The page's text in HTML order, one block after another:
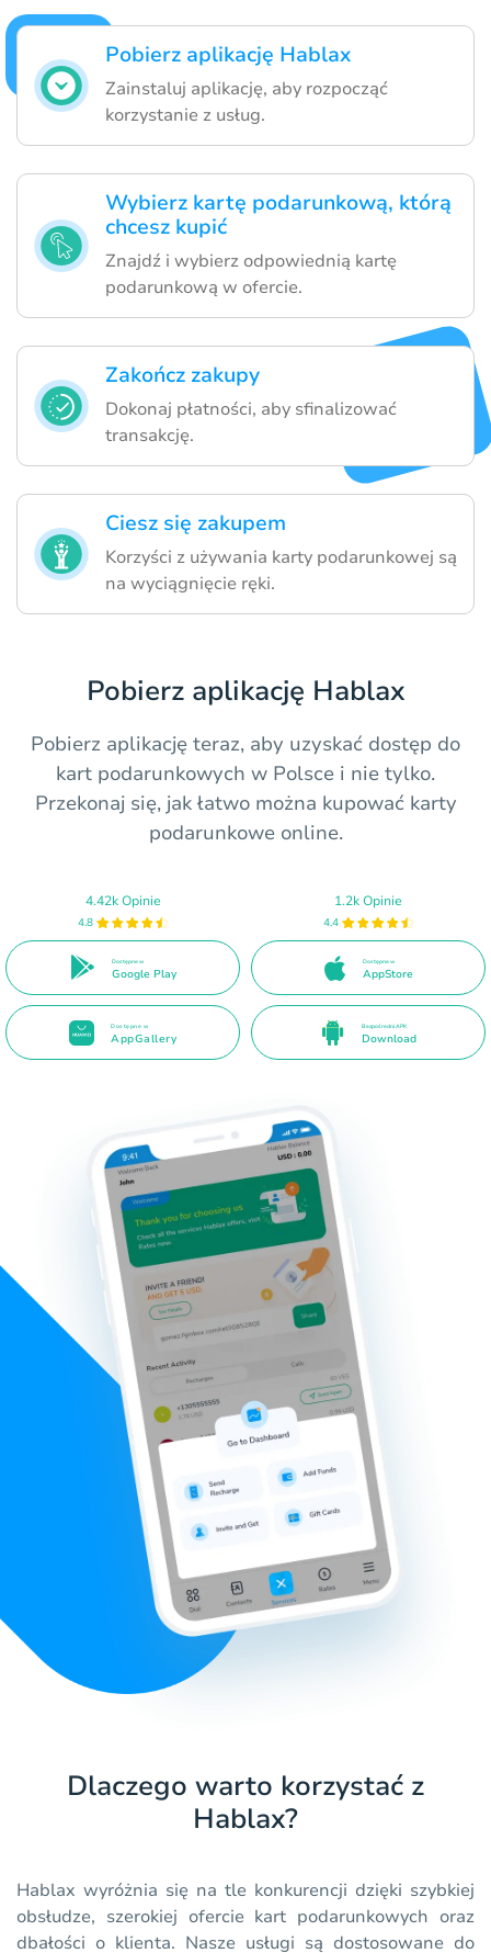
Pobierz aplikację Hablax
Zainstaluj aplikację, aby rozpocząć
korzystanie z usług.
Wybierz kartę podarunkową, którą
chcesz kupić
Znajdź i wybierz odpowiednią kartę
podarunkową w ofercie.
Zakończ zakupy
Dokonaj płatności, aby sfinalizować
transakcję.
Ciesz się zakupem
Korzyści z używania karty podarunkowej są
na wyciągnięcie ręki.
Pobierz aplikację Hablax
Pobierz aplikację teraz, aby uzyskać dostęp do
kart podarunkowych w Polsce i nie tylko.
Przekonaj się, jak łatwo można kupować karty
podarunkowe online.
4.42k Opinie
4.8
Dostępne w
Google Play
1.2k Opinie
4.4
Dostępne w
AppStore
Dostępne w
AppGallery
Bezpośredni APK
Download
Dlaczego warto korzystać z
Hablax?
Hablax wyróżnia się na tle konkurencji dzięki szybkiej
obsłudze, szerokiej ofercie kart podarunkowych oraz
dbałości o klienta. Nasze usługi są dostosowane do